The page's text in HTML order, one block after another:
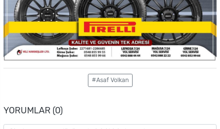
#Asaf Volkan
YORUMLAR (0)